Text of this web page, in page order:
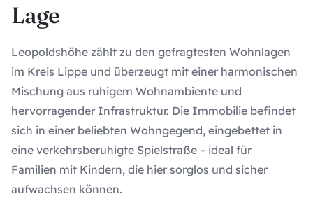
Lage
Leopoldshöhe zählt zu den gefragtesten Wohnlagen
im Kreis Lippe und überzeugt mit einer harmonischen
Mischung aus ruhigem Wohnambiente und
hervorragender Infrastruktur. Die Immobilie befindet
sich in einer beliebten Wohngegend, eingebettet in
eine verkehrsberuhigte Spielstraße – ideal für
Familien mit Kindern, die hier sorglos und sicher
aufwachsen können.